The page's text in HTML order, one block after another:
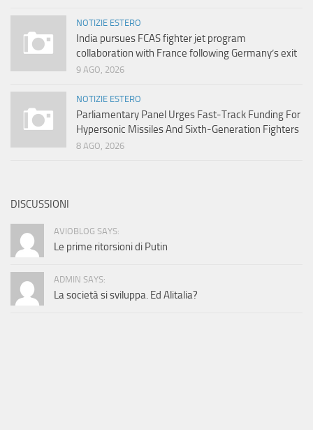
NOTIZIE ESTERO
India pursues FCAS fighter jet program
collaboration with France following Germany’s exit
9 AGO, 2026
NOTIZIE ESTERO
Parliamentary Panel Urges Fast-Track Funding For
Hypersonic Missiles And Sixth-Generation Fighters
8 AGO, 2026
DISCUSSIONI
AVIOBLOG SAYS:
Le prime ritorsioni di Putin
ADMIN SAYS:
La società si sviluppa. Ed Alitalia?